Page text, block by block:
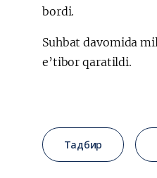
bordi.
Suhbat davomida
e’tibor qaratildi.
Тадбир